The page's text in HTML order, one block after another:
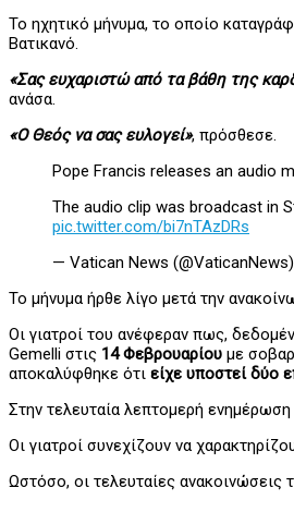
Το ηχητικό μήνυμα, το οποίο
Βατικανό.
«Σας ευχαριστώ από τα βάθη της
ανάσα.
«Ο Θεός να σας ευλογεί», πρόσθεσε.
Pope Francis releases an audio
The audio clip was broadcast in
pic.twitter.com/bi7nTAzDRs
— Vatican News (@VaticanNews)
Το μήνυμα ήρθε λίγο μετά την
Οι γιατροί του ανέφεραν πως,
Gemelli στις 14 Φεβρουαρίου με
αποκαλύφθηκε ότι είχε υποστεί δύο
Στην τελευταία λεπτομερή
Οι γιατροί συνεχίζουν να
Ωστόσο, οι τελευταίες ανακοινώσεις